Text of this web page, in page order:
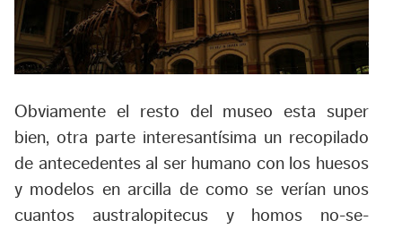
Obviamente el resto del museo esta super
bien, otra parte interesantísima un recopilado
de antecedentes al ser humano con los huesos
y modelos en arcilla de como se verían unos
cuantos australopitecus y homos no-se-